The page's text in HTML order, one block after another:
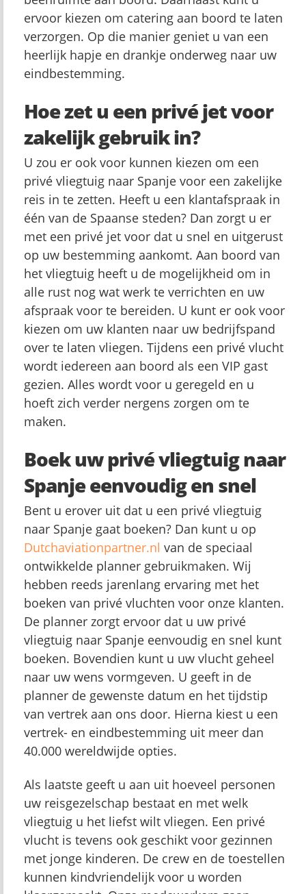
ervoor kiezen om catering aan boord te laten
verzorgen. Op die manier geniet u van een
heerlijk hapje en drankje onderweg naar uw
eindbestemming.
Hoe zet u een privé jet voor
zakelijk gebruik in?
U zou er ook voor kunnen kiezen om een
privé vliegtuig naar Spanje voor een zakelijke
reis in te zetten. Heeft u een klantafspraak in
één van de Spaanse steden? Dan zorgt u er
met een privé jet voor dat u snel en uitgerust
op uw bestemming aankomt. Aan boord van
het vliegtuig heeft u de mogelijkheid om in
alle rust nog wat werk te verrichten en uw
afspraak voor te bereiden. U kunt er ook voor
kiezen om uw klanten naar uw bedrijfspand
over te laten vliegen. Tijdens een privé vlucht
wordt iedereen aan boord als een VIP gast
gezien. Alles wordt voor u geregeld en u
hoeft zich verder nergens zorgen om te
maken.
Boek uw privé vliegtuig naar
Spanje eenvoudig en snel
Bent u erover uit dat u een privé vliegtuig
naar Spanje gaat boeken? Dan kunt u op
Dutchaviationpartner.nl van de speciaal
ontwikkelde planner gebruikmaken. Wij
hebben reeds jarenlang ervaring met het
boeken van privé vluchten voor onze klanten.
De planner zorgt ervoor dat u uw privé
vliegtuig naar Spanje eenvoudig en snel kunt
boeken. Bovendien kunt u uw vlucht geheel
naar uw wens vormgeven. U geeft in de
planner de gewenste datum en het tijdstip
van vertrek aan ons door. Hierna kiest u een
vertrek- en eindbestemming uit meer dan
40.000 wereldwijde opties.
Als laatste geeft u aan uit hoeveel personen
uw reisgezelschap bestaat en met welk
vliegtuig u het liefst wilt vliegen. Een privé
vlucht is tevens ook geschikt voor gezinnen
met jonge kinderen. De crew en de toestellen
kunnen kindvriendelijk voor u worden